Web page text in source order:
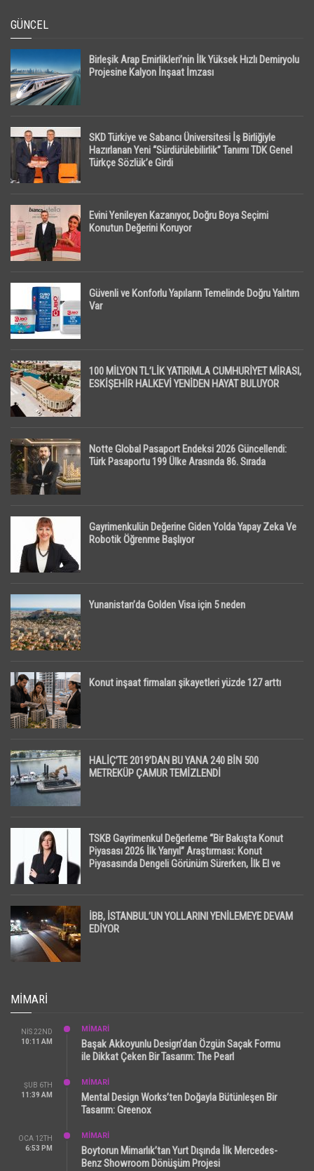
GÜNCEL
Birleşik Arap Emirlikleri’nin İlk Yüksek Hızlı Demiryolu
Projesine Kalyon İnşaat İmzası
SKD Türkiye ve Sabancı Üniversitesi İş Birliğiyle
Hazırlanan Yeni “Sürdürülebilirlik” Tanımı TDK Genel
Türkçe Sözlük’e Girdi
Evini Yenileyen Kazanıyor, Doğru Boya Seçimi
Konutun Değerini Koruyor
Güvenli ve Konforlu Yapıların Temelinde Doğru Yalıtım
Var
100 MİLYON TL’LİK YATIRIMLA CUMHURİYET MİRASI,
ESKİŞEHİR HALKEVİ YENİDEN HAYAT BULUYOR
Notte Global Pasaport Endeksi 2026 Güncellendi:
Türk Pasaportu 199 Ülke Arasında 86. Sırada
Gayrimenkulün Değerine Giden Yolda Yapay Zeka Ve
Robotik Öğrenme Başlıyor
Yunanistan’da Golden Visa için 5 neden
Konut inşaat firmaları şikayetleri yüzde 127 arttı
HALİÇ’TE 2019’DAN BU YANA 240 BİN 500
METREKÜP ÇAMUR TEMİZLENDİ
TSKB Gayrimenkul Değerleme “Bir Bakışta Konut
Piyasası 2026 İlk Yarıyıl” Araştırması: Konut
Piyasasında Dengeli Görünüm Sürerken, İlk El ve
İBB, İSTANBUL’UN YOLLARINI YENİLEMEYE DEVAM
EDİYOR
MIMARI
NIS 22ND
10:11 AM
MİMARİ
Başak Akkoyunlu Design’dan Özgün Saçak Formu
ile Dikkat Çeken Bir Tasarım: The Pearl
ŞUB 6TH
11:39 AM
MİMARİ
Mental Design Works’ten Doğayla Bütünleşen Bir
Tasarım: Greenox
OCA 12TH
6:53 PM
MİMARİ
Boytorun Mimarlık’tan Yurt Dışında İlk Mercedes-
Benz Showroom Dönüşüm Projesi